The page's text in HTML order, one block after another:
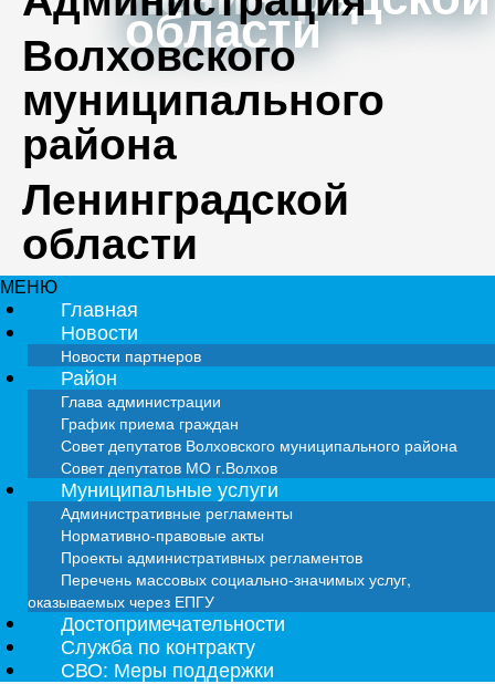
области
Волховского
муниципального
района
Ленинградской
области
МЕНЮ
Главная
Новости
Новости партнеров
Район
Глава администрации
График приема граждан
Совет депутатов Волховского муниципального района
Совет депутатов МО г.Волхов
Муниципальные услуги
Административные регламенты
Нормативно-правовые акты
Проекты административных регламентов
Перечень массовых социально-значимых услуг,
оказываемых через ЕПГУ
Достопримечательности
Служба по контракту
СВО: Меры поддержки